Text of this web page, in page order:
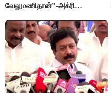
வேலுமணிதான்”-அக்ரி